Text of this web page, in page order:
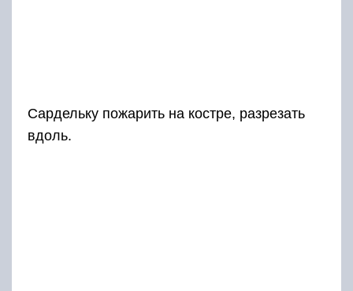
Сардельку пожарить на костре, разрезать
вдоль.